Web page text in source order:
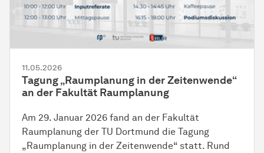
11.05.2026
Tagung „Raumplanung in der Zeitenwende“
an der Fakultät Raumplanung
Am 29. Januar 2026 fand an der Fakultät
Raumplanung der TU Dortmund die Tagung
„Raumplanung in der Zeitenwende“ statt. Rund